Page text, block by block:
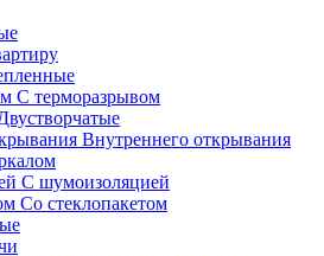
С терморазрывом
Внутреннего открывания
С шумоизоляцией
Со стеклопакетом